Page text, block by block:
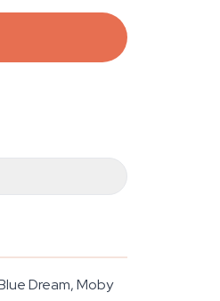
Dream, Moby